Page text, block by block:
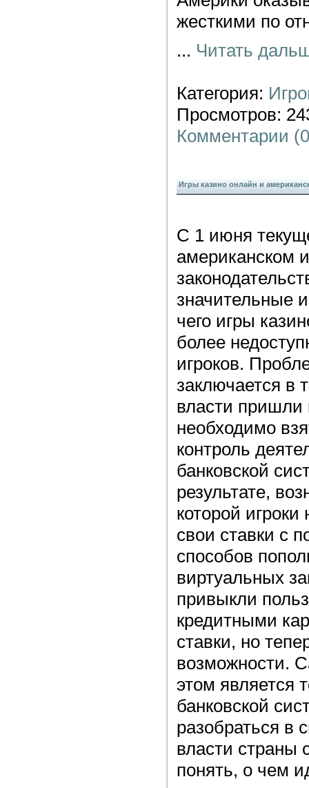
жесткими по
... Читать
Категория:
Просмотров:
Комментарии
Игры казино онлайн и
С 1 июня
американском
значительные
чего игры
более
игроков.
заключается в
власти пришли
необходимо
контроль
банковской
результате,
которой игроки
свои ставки с
способов
виртуальных
привыкли
кредитными
ставки, но
возможности.
этом является
банковской
разобраться в
власти страны
понять, о чем